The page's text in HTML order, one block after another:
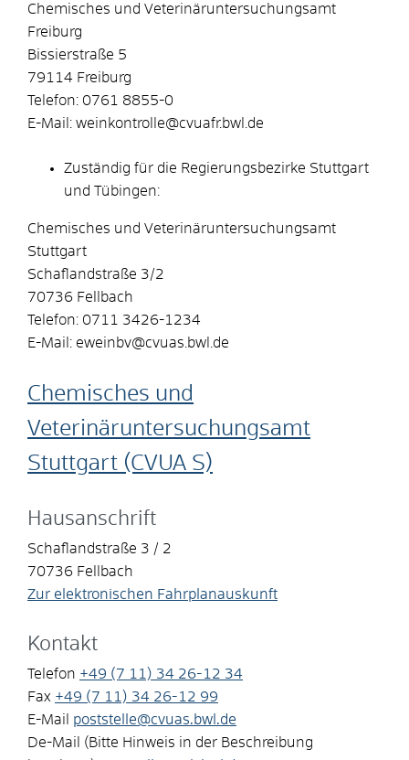
Chemisches und Veterinäruntersuchungsamt
Freiburg
Bissierstraße 5
79114 Freiburg
Telefon: 0761 8855-0
E-Mail: weinkontrolle@cvuafr.bwl.de
Zuständig für die Regierungsbezirke Stuttgart
und Tübingen:
Chemisches und Veterinäruntersuchungsamt
Stuttgart
Schaflandstraße 3/2
70736 Fellbach
Telefon: 0711 3426-1234
E-Mail: eweinbv@cvuas.bwl.de
Chemisches und
Veterinäruntersuchungsamt
Stuttgart (CVUA S)
Hausanschrift
Schaflandstraße 3 / 2
70736 Fellbach
Zur elektronischen Fahrplanauskunft
Kontakt
Telefon +49 (7 11) 34 26-12 34
Fax +49 (7 11) 34 26-12 99
E-Mail
poststelle@cvuas.bwl.de
De-Mail (Bitte Hinweis in der Beschreibung